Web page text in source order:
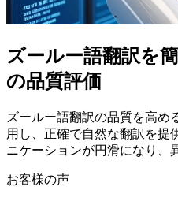
ズールー語翻訳を
の品質評価
ズールー語翻訳の品質を高め
用し、正確で自然な翻訳を提
ニケーションが円滑になり、
お客様の声